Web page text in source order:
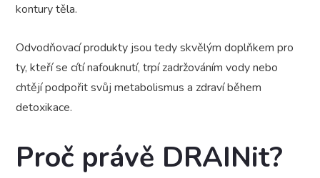
kontury těla.
Odvodňovací produkty jsou tedy skvělým doplňkem pro
ty, kteří se cítí nafouknutí, trpí zadržováním vody nebo
chtějí podpořit svůj metabolismus a zdraví během
detoxikace.
Proč právě DRAINit?